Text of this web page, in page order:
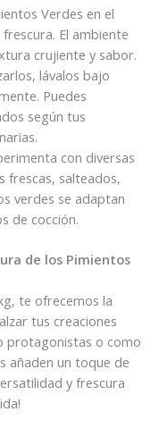
Verdes en el
El ambiente
crujiente y sabor.
lávalos bajo
Puedes
según tus
con diversas
frescas, salteados,
verdes se adaptan
de cocción.
de los Pimientos
te ofrecemos la
tus creaciones
protagonistas o como
añaden un toque de
y frescura